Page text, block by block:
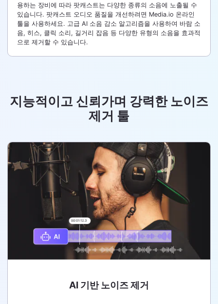
용하는 장비에 따라 팟캐스트는 다양한 종류의 소음에 노출될 수
있습니다. 팟캐스트 오디오 품질을 개선하려면 Media.io 온라인
툴을 사용하세요. 고급 AI 소음 감소 알고리즘을 사용하여 바람 소
음, 히스, 클릭 소리, 길거리 잡음 등 다양한 유형의 소음을 효과적
으로 제거할 수 있습니다.
지능적이고 신뢰가며 강력한 노이즈
제거 툴
AI 기반 노이즈 제거